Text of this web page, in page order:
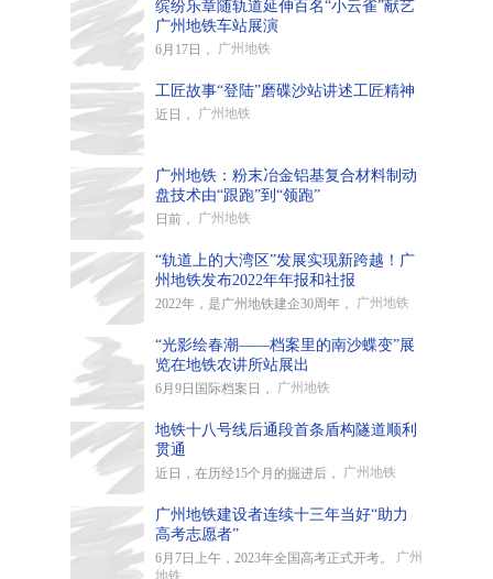
缤纷乐章随轨道延伸百名“小云雀”献艺
广州地铁车站展演
6月17日， 广州地铁
工匠故事“登陆”磨碟沙站讲述工匠精神
近日， 广州地铁
广州地铁：粉末冶金铝基复合材料制动
盘技术由“跟跑”到“领跑”
日前， 广州地铁
“轨道上的大湾区”发展实现新跨越！广
州地铁发布2022年年报和社报
2022年，是广州地铁建企30周年， 广州地铁
“光影绘春潮——档案里的南沙蝶变”展
览在地铁农讲所站展出
6月9日国际档案日， 广州地铁
地铁十八号线后通段首条盾构隧道顺利
贯通
近日，在历经15个月的掘进后， 广州地铁
广州地铁建设者连续十三年当好“助力
高考志愿者”
6月7日上午，2023年全国高考正式开考。 广州
地铁